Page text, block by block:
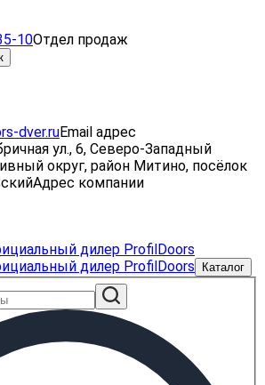
10Отдел продаж
dver.ruEmail адрес
ул., 6, Северо-Западный
округ, район Митино, посёлок
Адрес компании
Каталог